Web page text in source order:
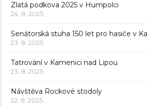
Zlatá podkova 2025 v Humpolci
24. 8. 2025
Senátorská stuha 150 let pro hasiče v
23. 8. 2025
Tatrování v Kamenici nad Lipou
23. 8. 2025
Návštěva Rockové stodoly
22. 8. 2025